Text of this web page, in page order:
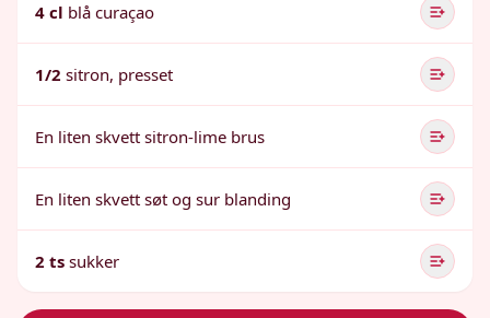
4 cl blå curaçao
1/2 sitron, presset
En liten skvett sitron-lime brus
En liten skvett søt og sur blanding
2 ts sukker